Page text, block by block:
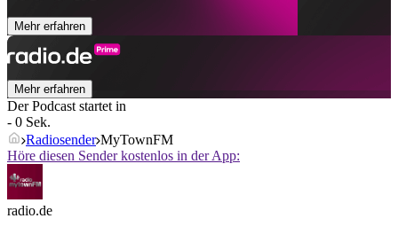
Mehr erfahren
Mehr erfahren
Der Podcast startet in
- 0 Sek.
Radiosender MyTownFM
Höre diesen Sender kostenlos in der App:
radio.de